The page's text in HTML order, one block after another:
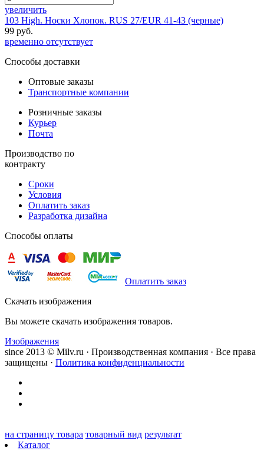
увеличить
103 High. Носки Хлопок. RUS 27/EUR 41-43 (черные)
99 руб.
временно отсутствует
Способы доставки
Оптовые заказы
Транспортные компании
Розничные заказы
Курьер
Почта
Производство по
контракту
Сроки
Условия
Оплатить заказ
Разработка дизайна
Способы оплаты
Оплатить заказ
Скачать изображения
Вы можете скачать изображения товаров.
Изображения
since 2013 © Milv.ru · Производственная компания · Все права
защищены · Политика конфиденциальности
на страницу товара товарный вид результат
Каталог